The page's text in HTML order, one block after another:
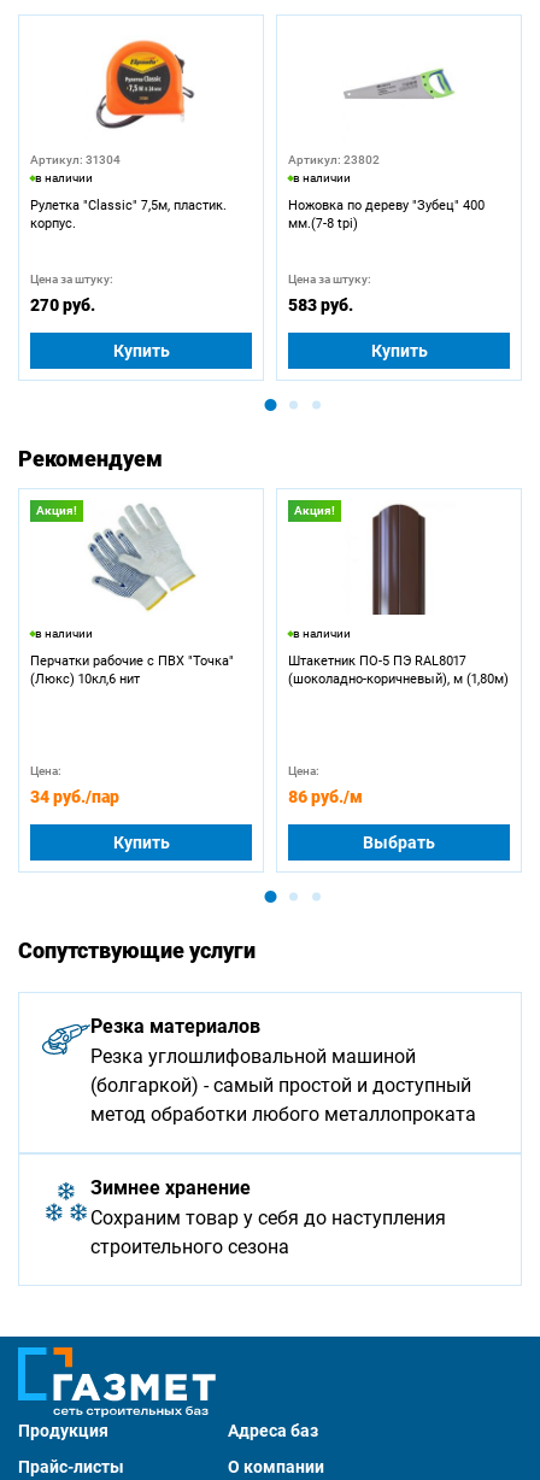
Артикул: 31304
в наличии
Рулетка "Classic" 7,5м, пластик.
корпус.
Цена за штуку:
270 руб.
Купить
Артикул: 23802
в наличии
Ножовка по дереву "Зубец" 400
мм.(7-8 tpi)
Цена за штуку:
583 руб.
Купить
Рекомендуем
Акция!
в наличии
Перчатки рабочие с ПВХ "Точка"
(Люкс) 10кл,6 нит
Цена:
34 руб./пар
Купить
Акция!
в наличии
Штакетник ПО-5 ПЭ RAL8017
(шоколадно-коричневый), м (1,80м)
Цена:
86 руб./м
Выбрать
Сопутствующие услуги
Резка материалов
Резка углошлифовальной машиной
(болгаркой) - самый простой и доступный
метод обработки любого металлопроката
Зимнее хранение
Сохраним товар у себя до наступления
строительного сезона
Продукция
Адреса баз
Прайс-листы
О компании